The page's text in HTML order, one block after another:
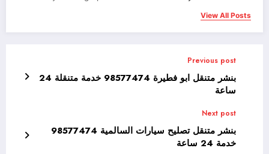
View All Posts
Previous post
بنشر متنقل ابو فطيرة 98577474 خدمة متنقلة 24
ساعة
Next post
بنشر متنقل تصليح سيارات السالمية 98577474
خدمة 24 ساعة